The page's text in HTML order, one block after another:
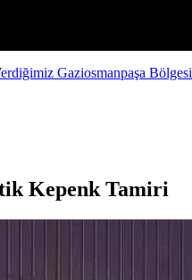
Gaziosmanpaşa Bölgesi
Kepenk Tamiri